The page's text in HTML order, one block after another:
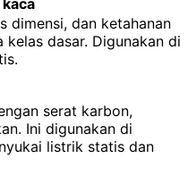
dimensi, dan ketahanan
dasar. Digunakan di
serat karbon,
Ini digunakan di
listrik statis dan